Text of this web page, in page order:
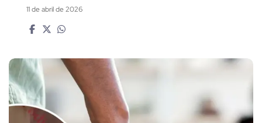
11 de abril de 2026